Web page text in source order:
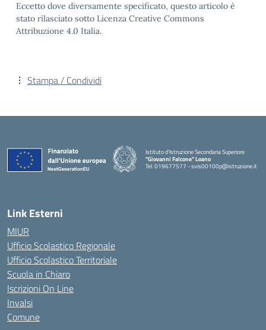
Eccetto dove diversamente specificato, questo articolo è
stato rilasciato sotto Licenza Creative Commons
Attribuzione 4.0 Italia.
Stampa / Condividi
Istituto d'Istruzione Secondaria Superiore
"Giovanni Falcone" Loano
Tel. 019677577 - svis00100p@istruzione.it
— Visita la pagina iniziale della scuola
Link Esterni
MIUR
Ufficio Scolastico Regionale
Ufficio Scolastico Territoriale
Scuola in Chiaro
Iscrizioni On Line
Invalsi
Comune